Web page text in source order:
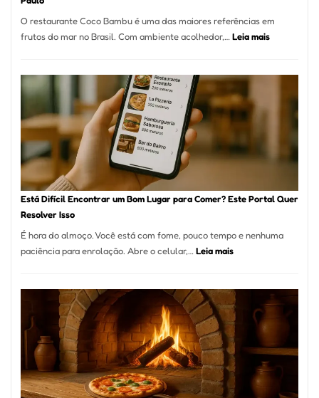
Alta
Gastronomia
O restaurante Coco Bambu é uma das maiores referências em
frutos do mar no Brasil. Com ambiente acolhedor,… Leia mais:
encontrar
reservar
Paulo
Está Difícil Encontrar um Bom Lugar para Comer? Este Portal Quer
Resolver Isso
É hora do almoço. Você está com fome, pouco tempo e nenhuma
paciência para enrolação. Abre o celular,… Leia mais:
Encontrar
um
Bom
Lugar
para
Comer?
Este